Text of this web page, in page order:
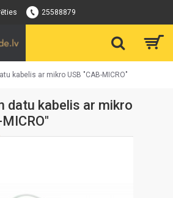
25588879
kabelis ar mikro USB "CAB-MICRO"
datu kabelis ar mikro